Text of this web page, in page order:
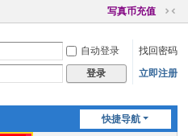
写真币充值
切
到
窄
自动登录
找回密码
登录 立即注册
快捷导航